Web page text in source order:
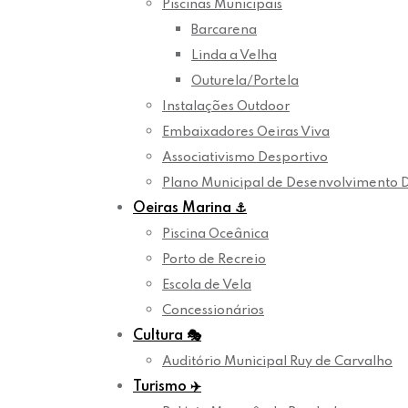
Piscinas Municipais
Barcarena
Linda a Velha
Outurela/Portela
Instalações Outdoor
Embaixadores Oeiras Viva
Associativismo Desportivo
Plano Municipal de Desenvolvimento
Oeiras Marina ⚓
Piscina Oceânica
Porto de Recreio
Escola de Vela
Concessionários
Cultura 🎭
Auditório Municipal Ruy de Carvalho
Turismo ✈️